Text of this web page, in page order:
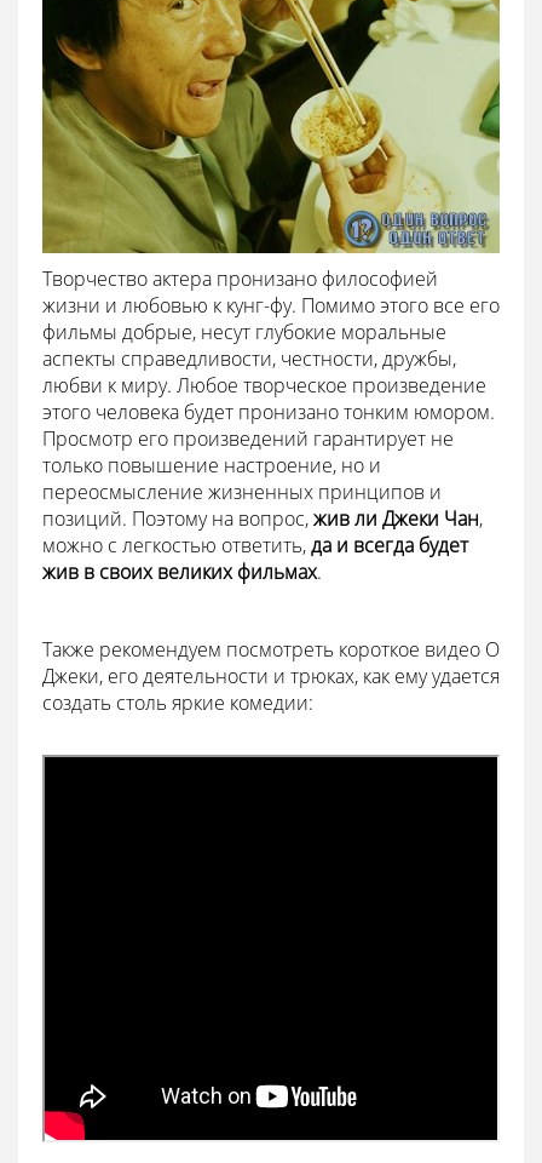
Творчество актера пронизано философией
жизни и любовью к кунг-фу. Помимо этого все его
фильмы добрые, несут глубокие моральные
аспекты справедливости, честности, дружбы,
любви к миру. Любое творческое произведение
этого человека будет пронизано тонким юмором.
Просмотр его произведений гарантирует не
только повышение настроение, но и
переосмысление жизненных принципов и
позиций. Поэтому на вопрос,жив ли Джеки Чан,
можно с легкостью ответить,да и всегда будет
жив в своих великих фильмах.
Также рекомендуем посмотреть короткое видео О
Джеки, его деятельности и трюках, как ему удается
создать столь яркие комедии: